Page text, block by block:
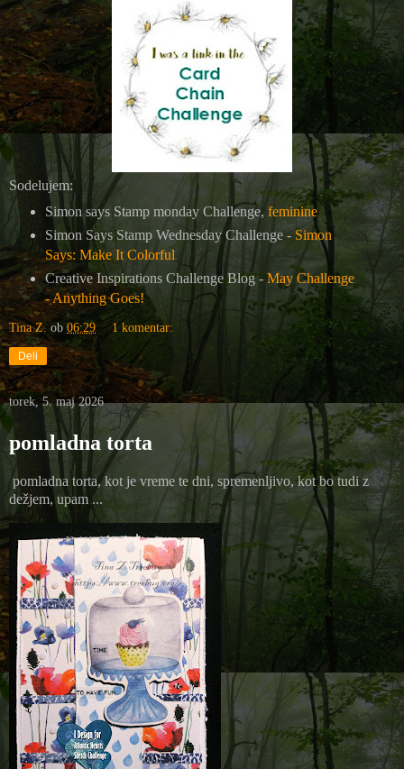
Sodelujem:
Simon says Stamp monday Challenge, feminine
Simon Says Stamp Wednesday Challenge -Simon
Says: Make It Colorful
Creative Inspirations Challenge Blog - May Challenge
- Anything Goes!
Tina Z. ob 06:29 1 komentar:
Deli
torek, 5. maj 2026
pomladna torta
pomladna torta, kot je vreme te dni, spremenljivo, kot bo tudi z
dežjem, upam ...